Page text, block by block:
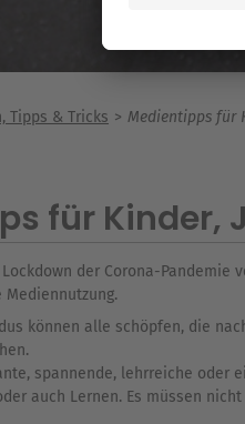
Tipps & Tricks Medientipps für
für Kinder,
der Corona-
können alle schöpfen, die
spannende, lehrreiche oder
auch Lernen. Es müssen